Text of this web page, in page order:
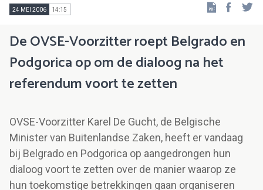
24 MEI 2006 14:15
De OVSE-Voorzitter roept Belgrado en
Podgorica op om de dialoog na het
referendum voort te zetten
OVSE-Voorzitter Karel De Gucht, de Belgische
Minister van Buitenlandse Zaken, heeft er vandaag
bij Belgrado en Podgorica op aangedrongen hun
dialoog voort te zetten over de manier waarop ze
hun toekomstige betrekkingen gaan organiseren